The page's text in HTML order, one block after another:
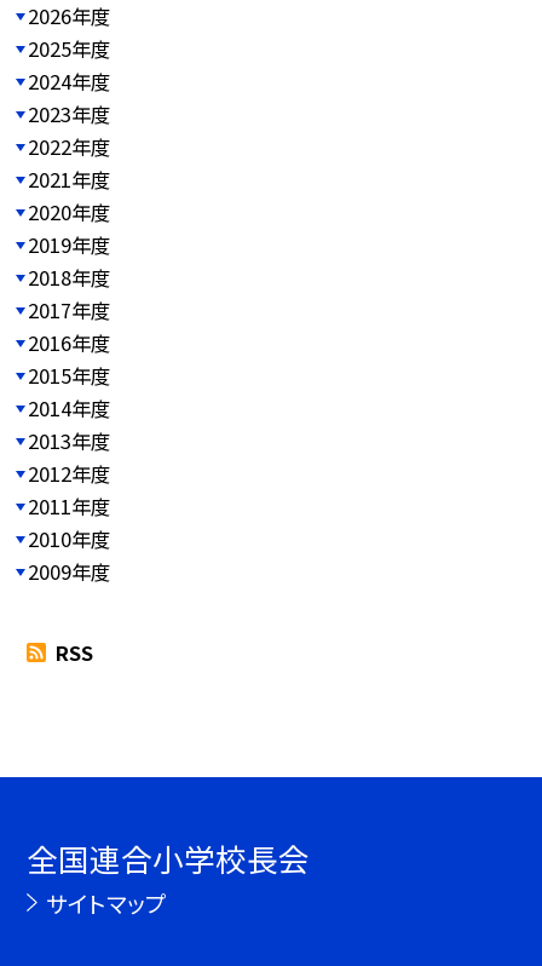
2026年度
2025年度
2024年度
2023年度
2022年度
2021年度
2020年度
2019年度
2018年度
2017年度
2016年度
2015年度
2014年度
2013年度
2012年度
2011年度
2010年度
2009年度
RSS
全国連合小学校長会
サイトマップ